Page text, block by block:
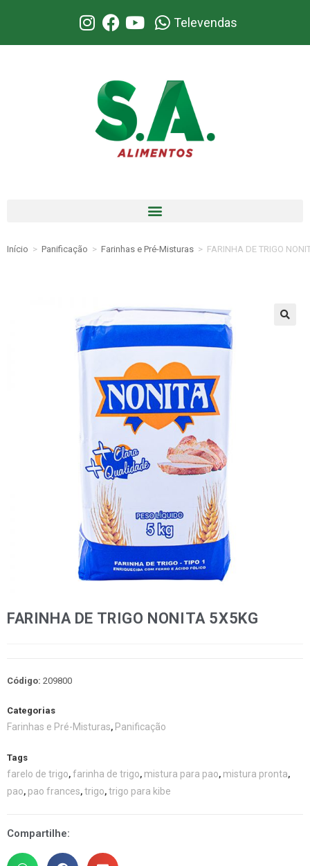
Televendas
Início > Panificação > Farinhas e Pré-Misturas > FARINHA DE TRIGO
FARINHA DE TRIGO NONITA 5X5KG
Código: 209800
Categorias
Farinhas e Pré-Misturas, Panificação
Tags
farelo de trigo, farinha de trigo, mistura para pao, mistura pronta,
pao, pao frances, trigo, trigo para kibe
Compartilhe: